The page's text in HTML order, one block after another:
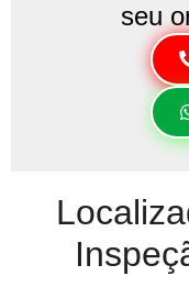
seu